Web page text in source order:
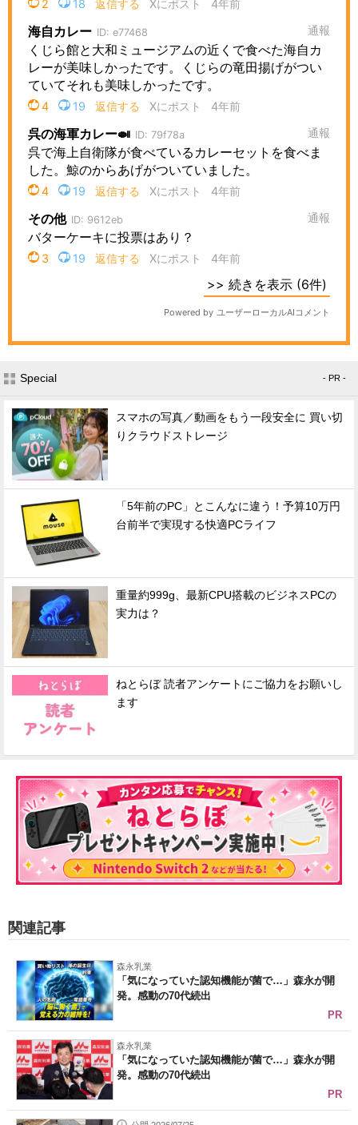
Special - PR -
スマホの写真／動画をもう一段安全に 買い切
りクラウドストレージ
「5年前のPC」とこんなに違う！予算10万円
台前半で実現する快適PCライフ
重量約999g、最新CPU搭載のビジネスPCの
実力は？
ねとらぼ 読者アンケートにご協力をお願いし
ます
関連記事
森永乳業
「気になっていた認知機能が菌で…」森永が開
発。感動の70代続出
PR
森永乳業
「気になっていた認知機能が菌で…」森永が開
発。感動の70代続出
PR